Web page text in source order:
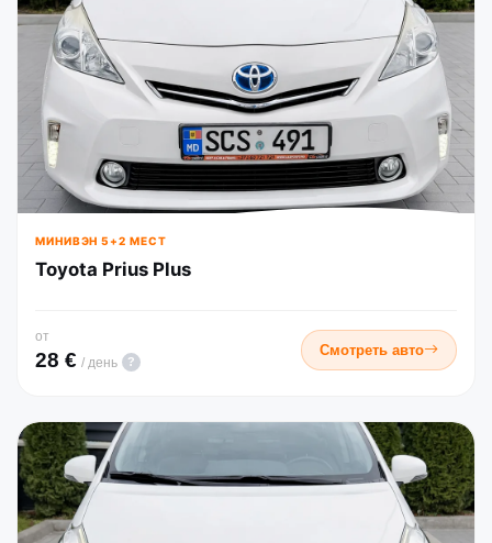
МИНИВЭН 5+2 МЕСТ
Toyota Prius Plus
от
28 € / день ?
Смотреть авто